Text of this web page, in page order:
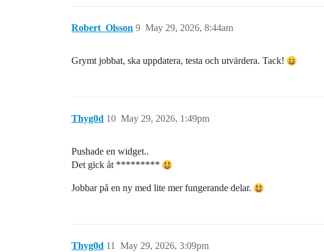
Robert_Olsson May 29, 2026, 8:44am
9
Grymt jobbat, ska uppdatera, testa och utvärdera. Tack!
Thyg0d May 29, 2026, 1:49pm
10
Pushade en widget..
Det gick åt *********
Jobbar på en ny med lite mer fungerande delar.
Thyg0d May 29, 2026, 3:09pm
11